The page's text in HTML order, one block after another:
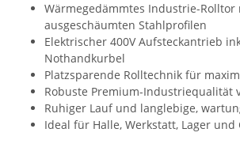
Wärmegedämmtes Industrie-Rolltor
ausgeschäumten Stahlprofilen
Elektrischer 400V Aufsteckantrieb
Nothandkurbel
Platzsparende Rolltechnik für
Robuste Premium-Industriequalität
Ruhiger Lauf und langlebige,
Ideal für Halle, Werkstatt, Lager und